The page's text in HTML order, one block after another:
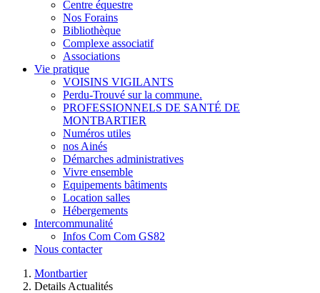
Centre équestre
Nos Forains
Bibliothèque
Complexe associatif
Associations
Vie pratique
VOISINS VIGILANTS
Perdu-Trouvé sur la commune.
PROFESSIONNELS DE SANTÉ DE
MONTBARTIER
Numéros utiles
nos Ainés
Démarches administratives
Vivre ensemble
Equipements bâtiments
Location salles
Hébergements
Intercommunalité
Infos Com Com GS82
Nous contacter
Montbartier
Details Actualités